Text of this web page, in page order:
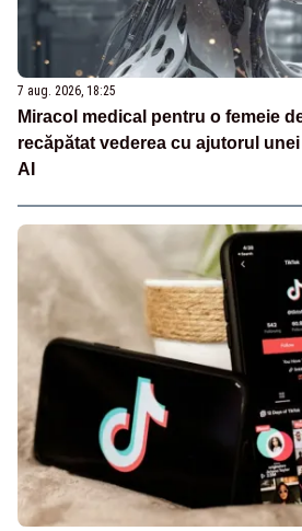
7 aug. 2026, 18:25
Miracol medical pentru o femeie
recăpătat vederea cu ajutorul
AI